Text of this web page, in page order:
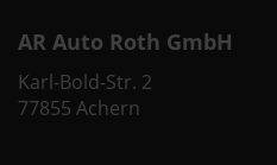
AR Auto Roth GmbH
Karl-Bold-Str. 2
77855 Achern